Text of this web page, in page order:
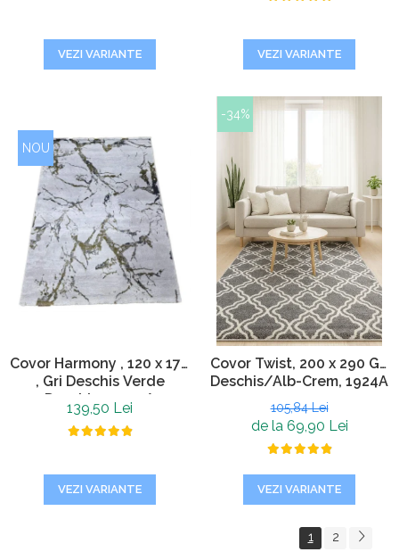
VEZI VARIANTE VEZI VARIANTE
NOU
Covor Harmony , 120 x 170
, Gri Deschis Verde
Deschis, 11902A
139,50 Lei
VEZI VARIANTE
-34%
Covor Twist, 200 x 290 Gri
Deschis/Alb-Crem, 1924A
105,84 Lei
de la 69,90 Lei
VEZI VARIANTE
1 2